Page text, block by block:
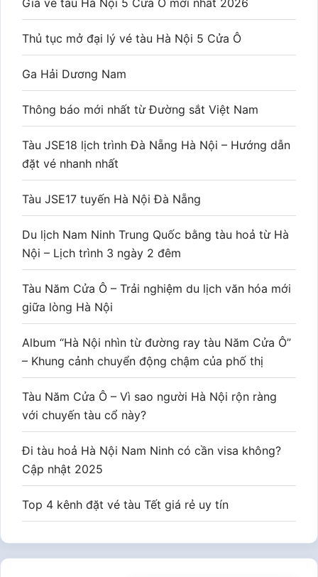
Giá vé tàu Hà Nội 5 Cửa Ô mới nhất 2026
Thủ tục mở đại lý vé tàu Hà Nội 5 Cửa Ô
Ga Hải Dương Nam
Thông báo mới nhất từ Đường sắt Việt Nam
Tàu JSE18 lịch trình Đà Nẵng Hà Nội – Hướng dẫn
đặt vé nhanh nhất
Tàu JSE17 tuyến Hà Nội Đà Nẵng
Du lịch Nam Ninh Trung Quốc bằng tàu hoả từ Hà
Nội – Lịch trình 3 ngày 2 đêm
Tàu Năm Cửa Ô – Trải nghiệm du lịch văn hóa mới
giữa lòng Hà Nội
Album “Hà Nội nhìn từ đường ray tàu Năm Cửa Ô”
– Khung cảnh chuyển động chậm của phố thị
Tàu Năm Cửa Ô – Vì sao người Hà Nội rộn ràng
với chuyến tàu cổ này?
Đi tàu hoả Hà Nội Nam Ninh có cần visa không?
Cập nhật 2025
Top 4 kênh đặt vé tàu Tết giá rẻ uy tín